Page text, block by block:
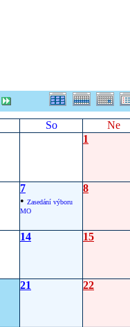
So
Ne
1
7
• Zasedání výboru
MO
8
14 15
21 22